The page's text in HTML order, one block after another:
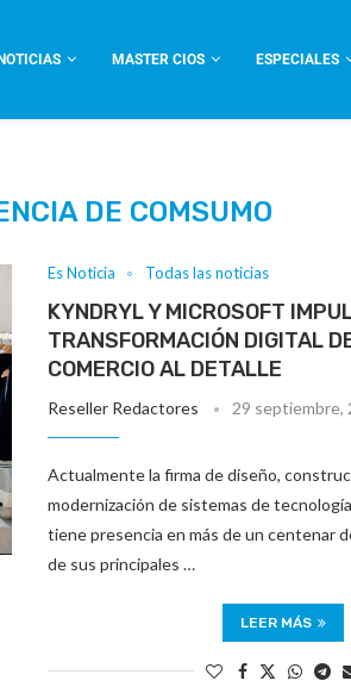
MASTER CIOS ESPECIALES
DE COMSUMO
Es Noticia Todas las noticias
KYNDRYL Y MICROSOFT
TRANSFORMACIÓN DIGITAL
COMERCIO AL DETALLE
Reseller Redactores 29 septiembre,
Actualmente la firma de diseño,
modernización de sistemas de
tiene presencia en más de un centenar
de sus principales …
LEER MÁS